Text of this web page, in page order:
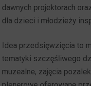
dawnych projektorach
dla dzieci i młodzieży
Idea przedsięwzięcia to
tematyki szczęśliwego
muzealne, zajęcia